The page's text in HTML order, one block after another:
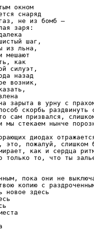
окном
снаряд
не из бомб —
заря:
шаг,
из льна,
мешают
как
силуэт,
назад
возник,
зарыта в урну с
скорбь раздвинуть
призвался,
стекаем нынче
диодах
пожалуй, слишком
как и сердца
то, что ты
пока они не
копию с
здесь